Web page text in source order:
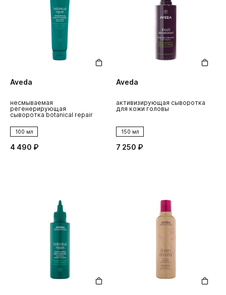
Aveda
несмываемая
регенерирующая
сыворотка botanical repair
100 мл
4 490 ₽
Aveda
активизирующая сыворотка
для кожи головы
150 мл
7 250 ₽